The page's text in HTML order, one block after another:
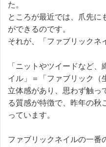
た。
ところが最近では、爪先に
ができるのです。
それが、「ファブリックネ
「ニットやツイードなど
イル」＝「ファブリック（
立体感があり、思わず触っ
る質感が特徴で、昨年の秋
っています。
ファブリックネイルの一番